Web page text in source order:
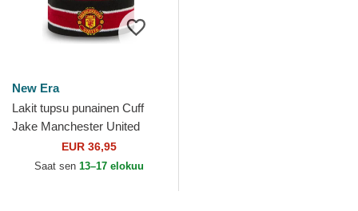
New Era
Lakit tupsu punainen Cuff
Jake Manchester United
Football Club Premier League
New Era
EUR 36,95
Saat sen 13–17 elokuu